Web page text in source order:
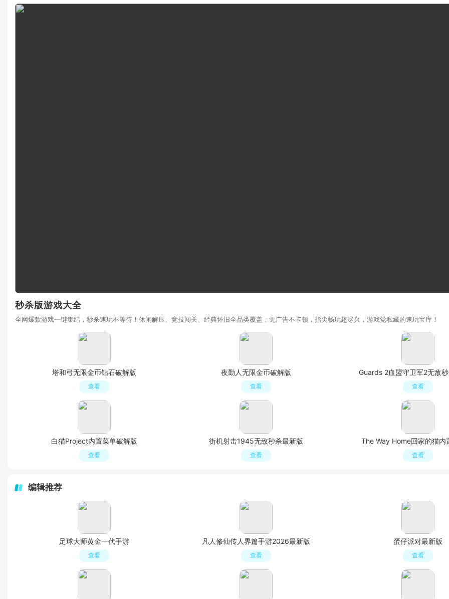
秒杀版游戏大全
全网爆款游戏一键集结，秒杀速玩不等待！休闲解压、竞技闯关、经典怀旧全品类覆盖，无广告不卡顿，指尖畅玩超尽兴，游戏党私藏的速玩宝库！
塔和弓无限金币钻石破解版
查看
夜勤人无限金币破解版
查看
Guards 2血盟守卫军2无敌
查看
白猫Project内置菜单破解版
查看
街机射击1945无敌秒杀最新版
查看
The Way Home回家的猫内
查看
编辑推荐
足球大师黄金一代手游
查看
凡人修仙传人界篇手游2026最新版
查看
蛋仔派对最新版
查看